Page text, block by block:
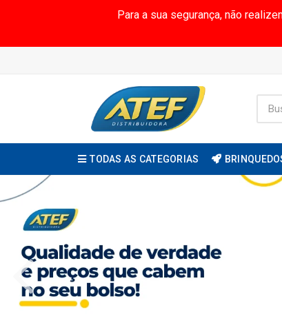
Para a sua segurança, não
TODAS AS CATEGORIAS